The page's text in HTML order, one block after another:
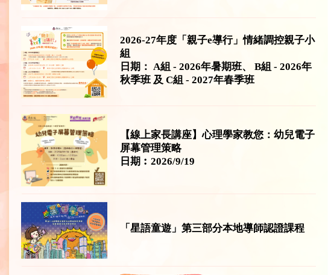
2026-27年度「親子e導行」情緒調控親子小
組
日期： A組 - 2026年暑期班、 B組 - 2026年
秋季班 及 C組 - 2027年春季班
【線上家長講座】心理學家教您：幼兒電子
屏幕管理策略
日期︰2026/9/19
「星語童遊」第三部分本地導師認證課程